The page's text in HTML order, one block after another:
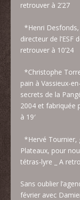
retrouver à 2’27
*Henri
directeur de l’ESF
retrouver à 10’24
*Christophe
pain à Vassieux-
secrets de la
2004 et fabriquée
à 19′
*Hervé Tournier,
Plateaux, pour
tétras-lyre _ A
Sans oublier
février avec